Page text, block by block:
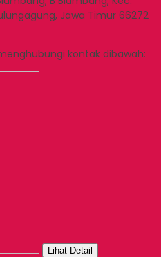
Jawa Timur 66272
kontak dibawah:
Lihat Detail